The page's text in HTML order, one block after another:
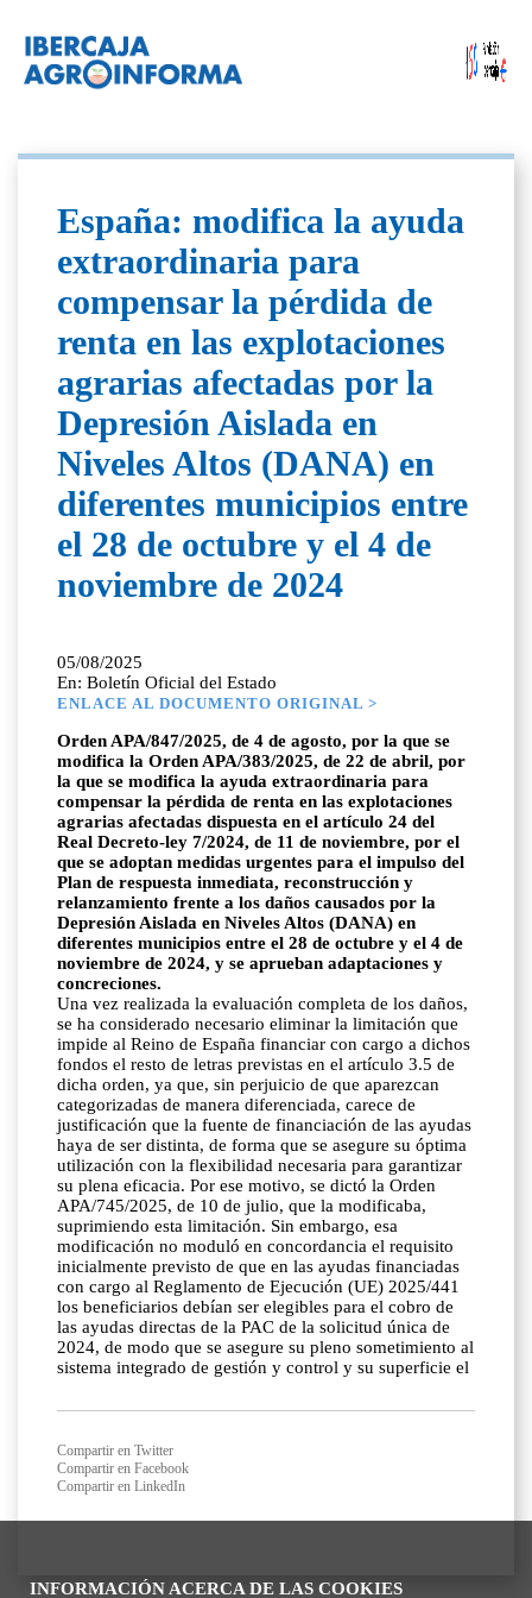
INFORMACIÓN ACERCA DE LAS COOKIES
España: modifica la ayuda
extraordinaria para
compensar la pérdida de
renta en las explotaciones
agrarias afectadas por la
Depresión Aislada en
Niveles Altos (DANA) en
diferentes municipios entre
el 28 de octubre y el 4 de
noviembre de 2024
05/08/2025
En: Boletín Oficial del Estado
ENLACE AL DOCUMENTO ORIGINAL >
Orden APA/847/2025, de 4 de agosto, por la que se
modifica la Orden APA/383/2025, de 22 de abril, por
la que se modifica la ayuda extraordinaria para
compensar la pérdida de renta en las explotaciones
agrarias afectadas dispuesta en el artículo 24 del
Real Decreto-ley 7/2024, de 11 de noviembre, por el
que se adoptan medidas urgentes para el impulso del
Plan de respuesta inmediata, reconstrucción y
relanzamiento frente a los daños causados por la
Depresión Aislada en Niveles Altos (DANA) en
diferentes municipios entre el 28 de octubre y el 4 de
noviembre de 2024, y se aprueban adaptaciones y
concreciones.
Una vez realizada la evaluación completa de los daños,
se ha considerado necesario eliminar la limitación que
impide al Reino de España financiar con cargo a dichos
fondos el resto de letras previstas en el artículo 3.5 de
dicha orden, ya que, sin perjuicio de que aparezcan
categorizadas de manera diferenciada, carece de
justificación que la fuente de financiación de las ayudas
haya de ser distinta, de forma que se asegure su óptima
utilización con la flexibilidad necesaria para garantizar
su plena eficacia. Por ese motivo, se dictó la Orden
APA/745/2025, de 10 de julio, que la modificaba,
suprimiendo esta limitación. Sin embargo, esa
modificación no moduló en concordancia el requisito
inicialmente previsto de que en las ayudas financiadas
con cargo al Reglamento de Ejecución (UE) 2025/441
los beneficiarios debían ser elegibles para el cobro de
las ayudas directas de la PAC de la solicitud única de
2024, de modo que se asegure su pleno sometimiento al
sistema integrado de gestión y control y su superficie el
Compartir en Twitter
Compartir en Facebook
Compartir en LinkedIn